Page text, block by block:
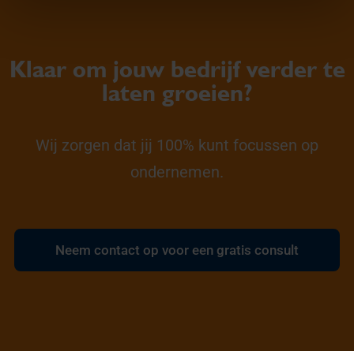
Klaar om jouw bedrijf verder te
laten groeien?
Wij zorgen dat jij 100% kunt focussen op
ondernemen.
Neem contact op voor een gratis consult